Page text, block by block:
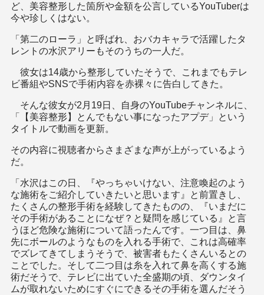
ど、美容整形した箇所や金額を公言しているYouTuberは
今や珍しくはない。
「第二のローラ」と呼ばれ、おバカキャラで活躍したタ
レントの水沢アリーもそのうちの一人だ。
彼女は14歳から整形していたそうで、これまでもテレ
ビ番組やSNSで手術内容を赤裸々に告白してきた。
そんな彼女が2月19日、自身のYouTubeチャンネルに、
「【美容整形】とんでもない事になったアプデ」という
タイトルで動画を更新。
その内容に視聴者からさまざまな声が上がっているよう
だ。
「水沢はこの日、『やっちゃいけない、注意喚起のよう
な施術をご紹介していきたいと思います』と前置きし、
たくさんの整形手術を経験してきたものの、『いまだに
その手術があることになぜ？と疑問を感じている』と言
うほど危険な施術について語ったんです。一つ目は、鼻
先にボールのようなものを入れる手術で、これは高確率
でズレてきてしまうそうで、被害者もたくさんいるとの
ことでした。そして二つ目は糸を入れて鼻を高くする施
術だそうで、テレビに出ていた全盛期の頃、ダウンタイ
ムが取れないためにすぐにできるその手術を選んだそう